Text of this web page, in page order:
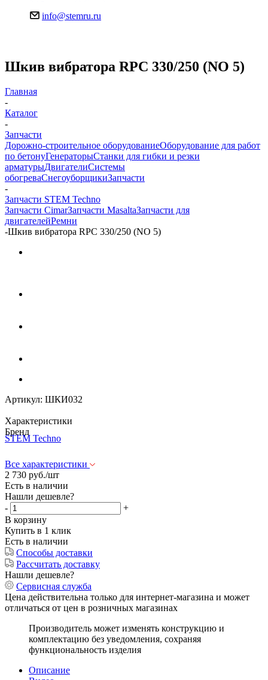
info@stemru.ru
Шкив вибратора RPC 330/250 (NO 5)
Главная
-
Каталог
-
Запчасти
Дорожно-строительное оборудованиеОборудование для работ
по бетонуГенераторыСтанки для гибки и резки
арматурыДвигателиСистемы
обогреваСнегоуборщикиЗапчасти
-
Запчасти STEM Techno
Запчасти CimarЗапчасти MasaltaЗапчасти для
двигателейРемни
-Шкив вибратора RPC 330/250 (NO 5)
Артикул: ШКИ032
Характеристики
Бренд
STEM Techno
Все характеристики
2 730 руб./шт
Есть в наличии
Нашли дешевле?
-
+
В корзину
Купить в 1 клик
Есть в наличии
Способы доставки
Рассчитать доставку
Нашли дешевле?
Сервисная служба
Цена действительна только для интернет-магазина и может
отличаться от цен в розничных магазинах
Производитель может изменять конструкцию и
комплектацию без уведомления, сохраняя
функциональность изделия
Описание